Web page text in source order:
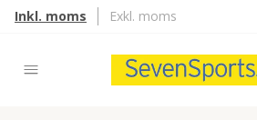
Inkl. moms Exkl. moms